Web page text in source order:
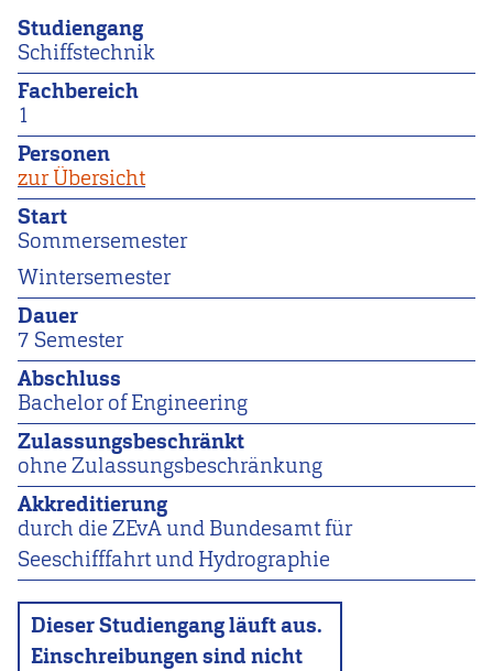
Studiengang
Schiffstechnik
Fachbereich
1
Personen
zur Übersicht
Start
Sommersemester
Wintersemester
Dauer
7 Semester
Abschluss
Bachelor of Engineering
Zulassungsbeschränkt
ohne Zulassungsbeschränkung
Akkreditierung
durch die ZEvA und Bundesamt für
Seeschifffahrt und Hydrographie
Dieser Studiengang läuft aus.
Einschreibungen sind nicht